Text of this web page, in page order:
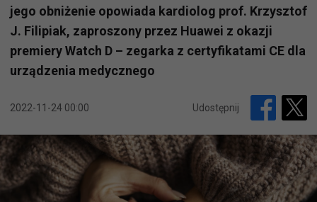
jego obniżenie opowiada kardiolog prof. Krzysztof
J. Filipiak, zaproszony przez Huawei z okazji
premiery Watch D – zegarka z certyfikatami CE dla
urządzenia medycznego
2022-11-24 00:00 Udostępnij